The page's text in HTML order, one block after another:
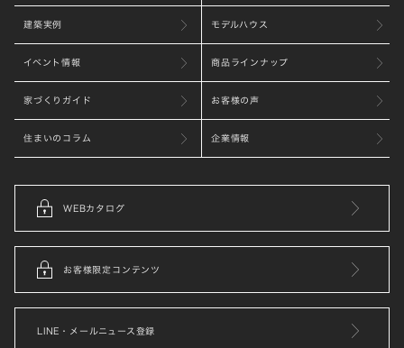
建築実例 モデルハウス
イベント情報 商品ラインナップ
家づくりガイド お客様の声
住まいのコラム 企業情報
WEBカタログ
お客様限定コンテンツ
LINE・メールニュース登録